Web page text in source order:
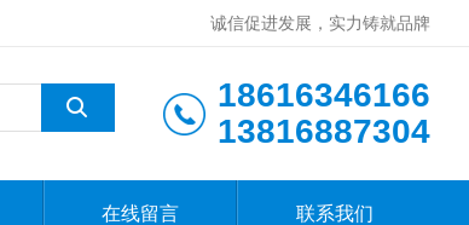
诚信促进发展，实力铸就品牌
18616346166
13816887304
在线留言 联系我们